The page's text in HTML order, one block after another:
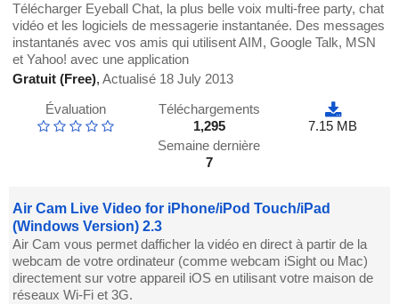
Télécharger Eyeball Chat, la plus belle voix multi-free party, chat
vidéo et les logiciels de messagerie instantanée. Des messages
instantanés avec vos amis qui utilisent AIM, Google Talk, MSN
et Yahoo! avec une application
Gratuit (Free),Actualisé 18 July 2013
Évaluation
Téléchargements
1,295
Semaine dernière
7
7.15 MB
Air Cam Live Video for iPhone/iPod Touch/iPad
(Windows Version) 2.3
Air Cam vous permet dafficher la vidéo en direct à partir de la
webcam de votre ordinateur (comme webcam iSight ou Mac)
directement sur votre appareil iOS en utilisant votre maison de
réseaux Wi-Fi et 3G.